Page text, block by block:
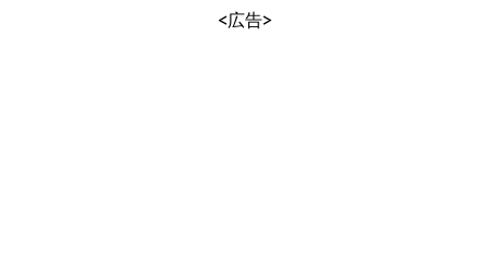
<広告>